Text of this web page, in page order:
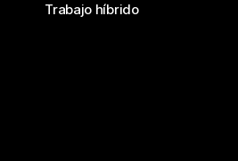
Trabajo híbrido